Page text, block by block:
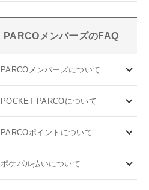
PARCOメンバーズのFAQ
PARCOメンバーズについて
POCKET PARCOについて
PARCOポイントについて
ポケパル払いについて